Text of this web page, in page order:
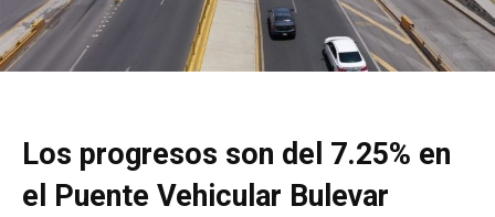
Los progresos son del 7.25% en
el Puente Vehicular Bulevar